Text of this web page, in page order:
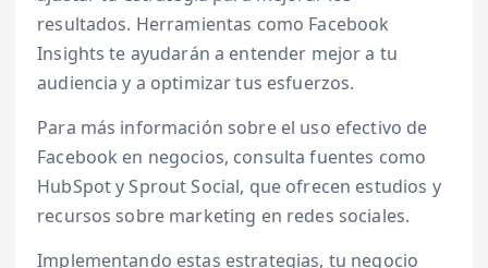
resultados. Herramientas como Facebook
Insights te ayudarán a entender mejor a tu
audiencia y a optimizar tus esfuerzos.
Para más información sobre el uso efectivo de
Facebook en negocios, consulta fuentes como
HubSpot y Sprout Social, que ofrecen estudios y
recursos sobre marketing en redes sociales.
Implementando estas estrategias, tu negocio